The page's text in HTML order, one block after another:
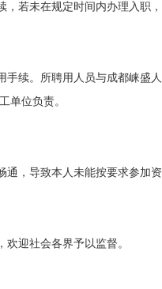
，若未在规定时间内办理入职
手续。所聘用人员与成都崃盛
单位负责。
通，导致本人未能按要求参加
迎社会各界予以监督。